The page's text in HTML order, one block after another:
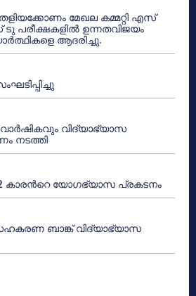
മേഖല കമ്മറ്റി എസ്
ഉന്നതവിജയം
ആദരിച്ചു.
വിദ്യാഭ്യാസ
നടത്തി
കാരൻറെ യോഗഭ്യാസ പ്രകടനം
ബാങ്ക് വിദ്യാഭ്യാസ